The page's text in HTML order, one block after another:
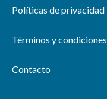
Políticas de privacidad
Términos y condiciones
Contacto